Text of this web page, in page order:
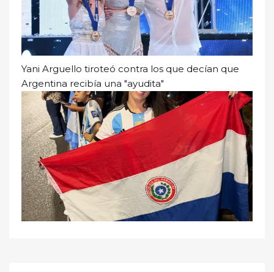
Yani Arguello tiroteó contra los que decían que
Argentina recibía una "ayudita"